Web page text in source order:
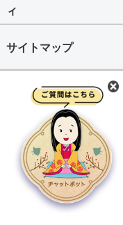
ィ
サイトマップ